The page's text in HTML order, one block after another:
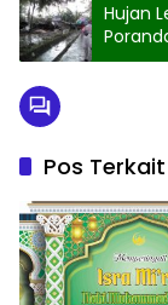
Hujan
Pos Terkait